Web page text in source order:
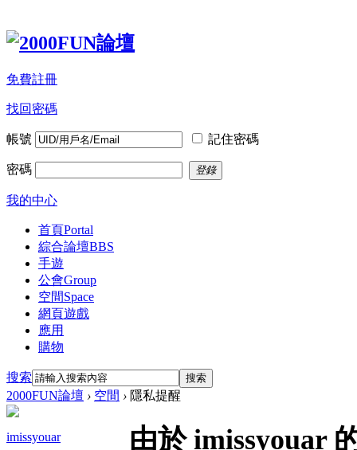
免費註冊
找回密碼
帳號 記住密碼
密碼 登錄
我的中心
首頁Portal
綜合論壇BBS
手遊
公會Group
空間Space
網頁遊戲
應用
購物
搜索 搜索
2000FUN論壇 › 空間 › 隱私提醒
imissyouar 由於 imissyouar